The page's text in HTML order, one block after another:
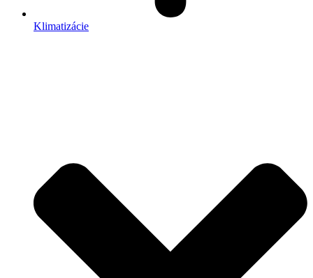
Klimatizácie